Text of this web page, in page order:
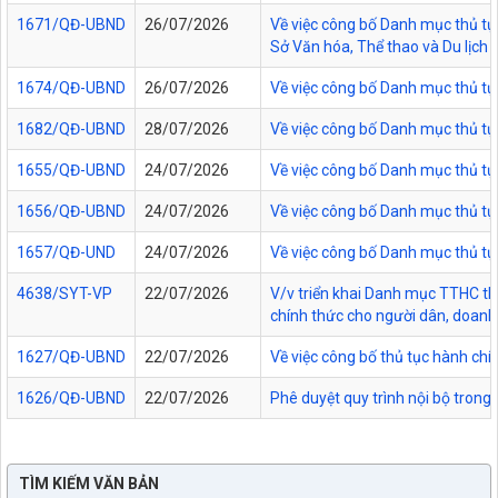
1671/QĐ-UBND 26/07/2026
Về việc công bố Danh mục thủ
Sở Văn hóa, Thể thao và Du lịch
1674/QĐ-UBND 26/07/2026 Về việc công bố Danh mục thủ
1682/QĐ-UBND 28/07/2026 Về việc công bố Danh mục thủ
1655/QĐ-UBND 24/07/2026 Về việc công bố Danh mục thủ
1656/QĐ-UBND 24/07/2026 Về việc công bố Danh mục thủ
1657/QĐ-UND 24/07/2026 Về việc công bố Danh mục thủ
4638/SYT-VP 22/07/2026
V/v triển khai Danh mục TTHC
chính thức cho người dân,
1627/QĐ-UBND 22/07/2026 Về việc công bố thủ tục hành
1626/QĐ-UBND 22/07/2026 Phê duyệt quy trình nội bộ trong
TÌM KIẾM VĂN BẢN